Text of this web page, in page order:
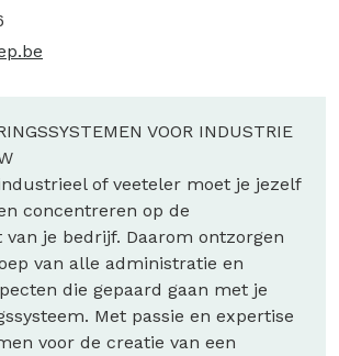
VOOR INDUSTRIE
of veeteler moet je jezelf
concentreren op de
je bedrijf. Daarom ontzorgen
van alle administratie en
die gepaard gaan met je
Met passie en expertise
voor de creatie van een